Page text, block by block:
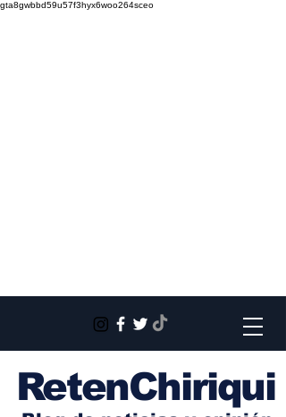
gta8gwbbd59u57f3hyx6woo264sceo
RetenChiriqui